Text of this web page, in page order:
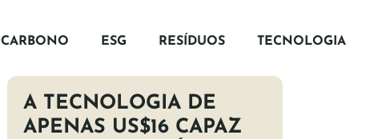
CARBONO ESG RESÍDUOS TECNOLOGIA
A TECNOLOGIA DE
APENAS US$16 CAPAZ